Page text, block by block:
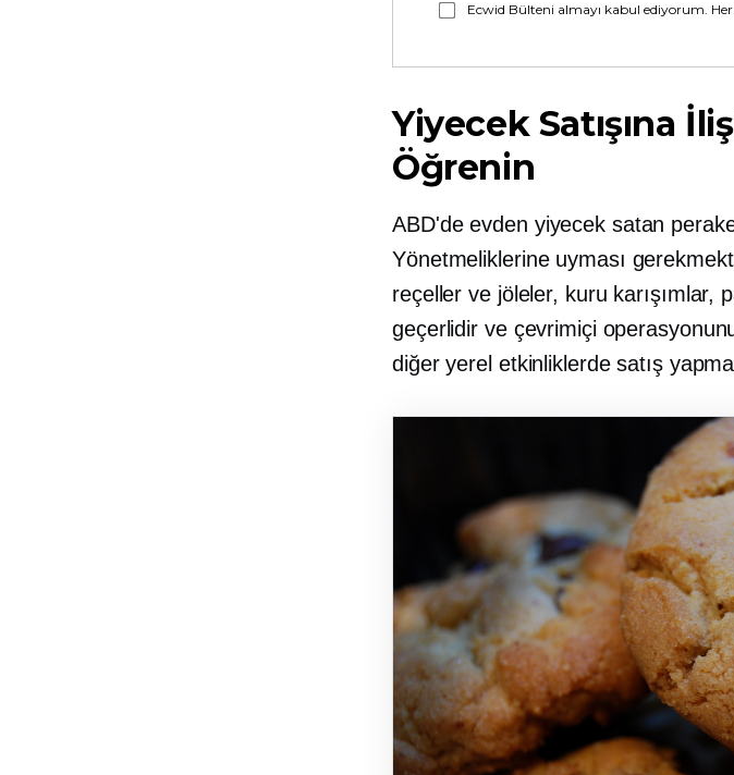
Ecwid Bülteni almayı kabul ediyorum.
Yiyecek Satışına
Öğrenin
ABD'de evden yiyecek satan
Yönetmeliklerine uyması
reçeller ve jöleler, kuru karışımlar,
geçerlidir ve çevrimiçi
diğer yerel etkinliklerde satış